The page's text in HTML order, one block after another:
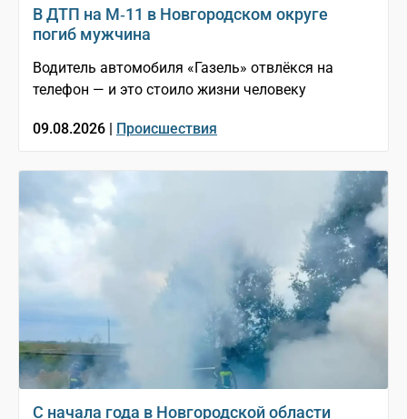
В ДТП на М‑11 в Новгородском округе
погиб мужчина
Водитель автомобиля «Газель» отвлёкся на
телефон — и это стоило жизни человеку
09.08.2026 | Происшествия
С начала года в Новгородской области